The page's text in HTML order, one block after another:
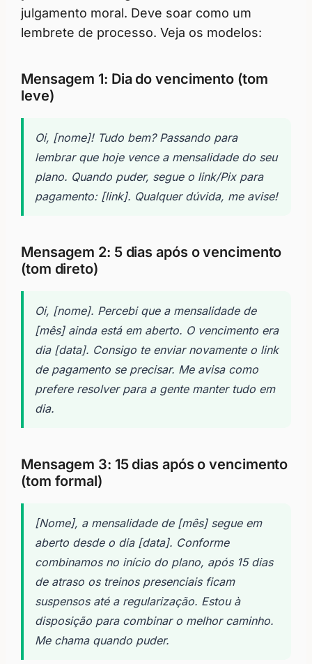
julgamento moral. Deve soar como um
lembrete de processo. Veja os modelos:
Mensagem 1: Dia do vencimento (tom
leve)
Oi, [nome]! Tudo bem? Passando para
lembrar que hoje vence a mensalidade do seu
plano. Quando puder, segue o link/Pix para
pagamento: [link]. Qualquer dúvida, me avise!
Mensagem 2: 5 dias após o vencimento
(tom direto)
Oi, [nome]. Percebi que a mensalidade de
[mês] ainda está em aberto. O vencimento era
dia [data]. Consigo te enviar novamente o link
de pagamento se precisar. Me avisa como
prefere resolver para a gente manter tudo em
dia.
Mensagem 3: 15 dias após o vencimento
(tom formal)
[Nome], a mensalidade de [mês] segue em
aberto desde o dia [data]. Conforme
combinamos no início do plano, após 15 dias
de atraso os treinos presenciais ficam
suspensos até a regularização. Estou à
disposição para combinar o melhor caminho.
Me chama quando puder.